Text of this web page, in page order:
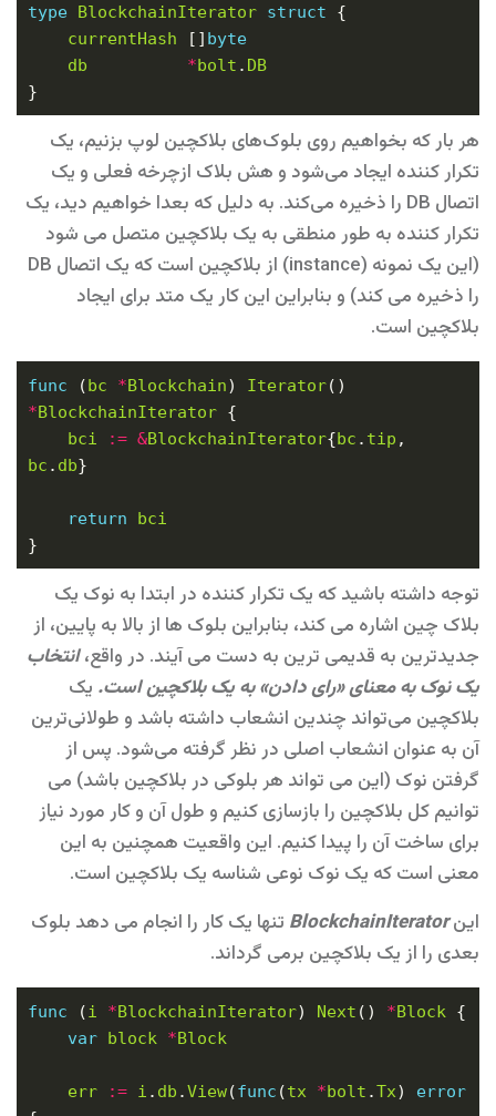
type BlockchainIterator struct
currentHash [] byte
db
*bolt . DB
هر بار که بخواهیم روی بلوک‌های بلاکچین لوپ بزنیم، یک
تکرار کننده ایجاد می‌شود و هش بلاک ازچرخه فعلی و یک
اتصال DB را ذخیره می‌کند. به دلیل که بعدا خواهیم دید، یک
تکرار کننده به طور منطقی به یک بلاکچین متصل می شود
(این یک نمونه (instance) از بلاکچین است که یک اتصال DB
را ذخیره می کند) و بنابراین این کار یک متد برای ایجاد
بلاکچین است.
func (bc *Blockchain) Iterator
*BlockchainIterator
bci
:= &BlockchainIterator{bc . tip
bc . db
return
bci
توجه داشته باشید که یک تکرار کننده در ابتدا به نوک یک
بلاک چین اشاره می کند، بنابراین بلوک ها از بالا به پایین، از
جدیدترین به قدیمی ترین به دست می آیند. در واقع،انتخاب
یک نوک به معنای «رای دادن» به یک بلاکچین است. یک
بلاکچین می‌تواند چندین انشعاب داشته باشد و طولانی‌ترین
آن‌ به عنوان انشعاب اصلی در نظر گرفته می‌شود. پس از
گرفتن نوک (این می تواند هر بلوکی در بلاکچین باشد) می
توانیم کل بلاکچین را بازسازی کنیم و طول آن و کار مورد نیاز
برای ساخت آن را پیدا کنیم. این واقعیت همچنین به این
معنی است که یک نوک نوعی شناسه یک بلاکچین است.
اینBlockchainIterator تنها یک کار را انجام می دهد بلوک
بعدی را از یک بلاکچین برمی گرداند.
func (i *BlockchainIterator) Next () *Block
var block *Block
err := i . db .View(func (tx *bolt .Tx) error